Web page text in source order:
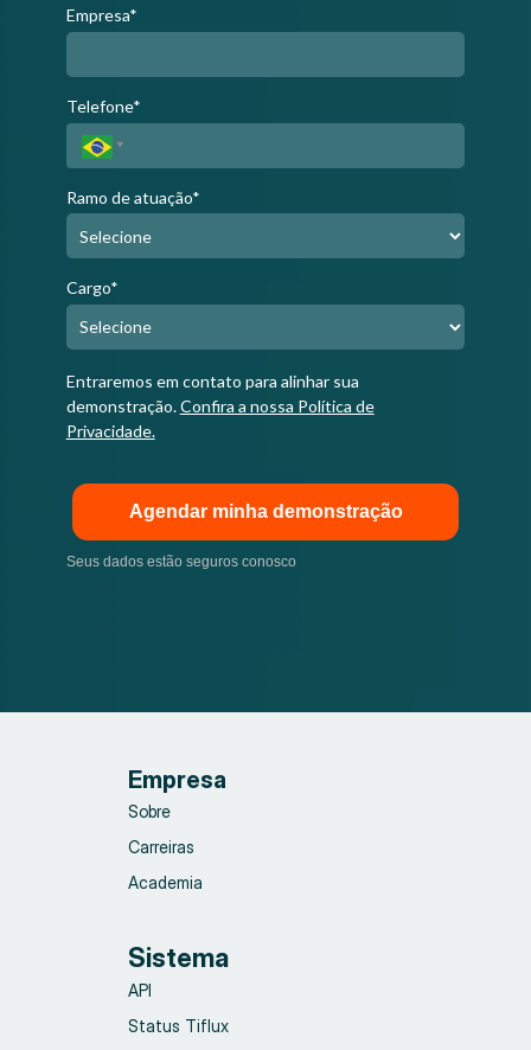
Empresa*
Telefone*
Ramo de atuação*
Cargo*
Entraremos em contato para alinhar sua
demonstração.Confira a nossa Política de
Privacidade.
Agendar minha demonstração
Seus dados estão seguros conosco
Empresa
Sobre
Carreiras
Academia
Sistema
API
Status Tiflux